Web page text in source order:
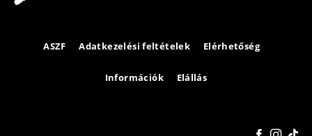
ASZF Adatkezelési feltételek Elérhetőség
Információk Elállás